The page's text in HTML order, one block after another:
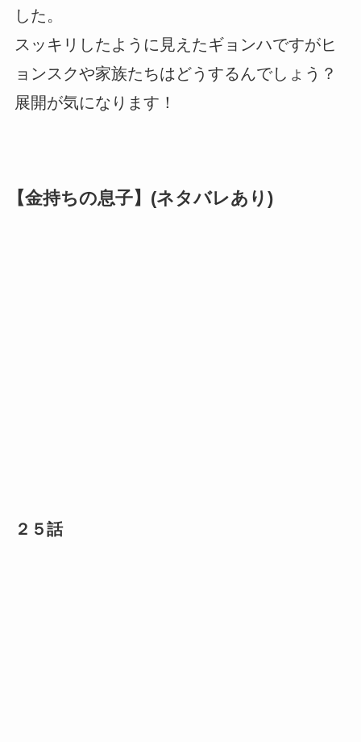
した。
スッキリしたように見えたギョンハですがヒ
ョンスクや家族たちはどうするんでしょう？
展開が気になります！
【金持ちの息子】(ネタバレあり)
２５話